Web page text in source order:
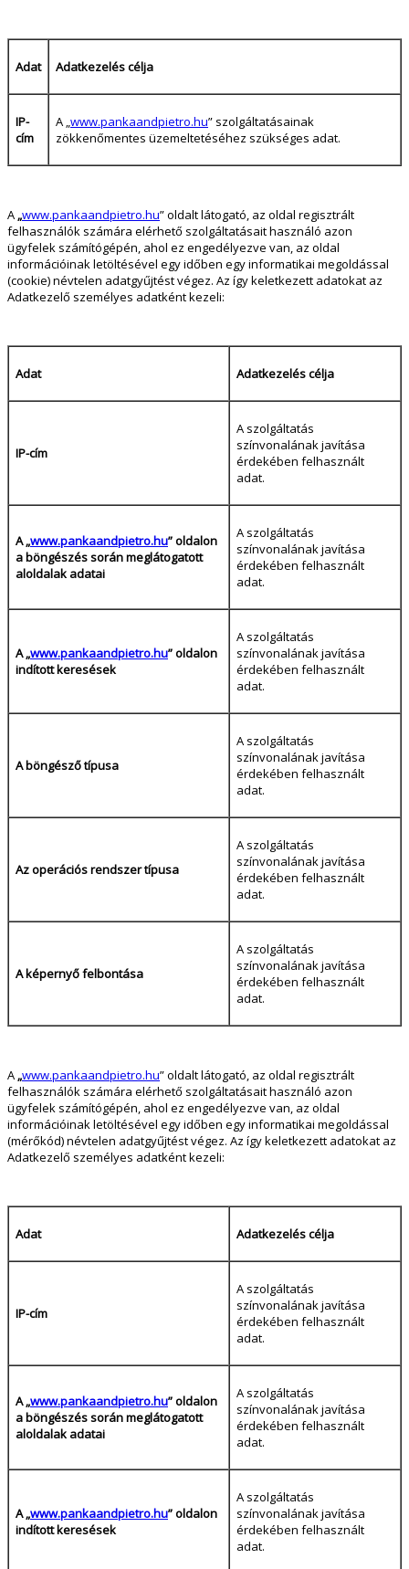
Adat Adatkezelés célja
IP-
cím
A „www.pankaandpietro.hu” szolgáltatásainak
zökkenőmentes üzemeltetéséhez szükséges adat.
A „www.pankaandpietro.hu” oldalt látogató, az oldal regisztrált
felhasználók számára elérhető szolgáltatásait használó azon
ügyfelek számítógépén, ahol ez engedélyezve van, az oldal
információinak letöltésével egy időben egy informatikai megoldással
(cookie) névtelen adatgyűjtést végez. Az így keletkezett adatokat az
Adatkezelő személyes adatként kezeli:
Adat Adatkezelés célja
IP-cím
A szolgáltatás
színvonalának javítása
érdekében felhasznált
adat.
A „www.pankaandpietro.hu” oldalon
a böngészés során meglátogatott
aloldalak adatai
A szolgáltatás
színvonalának javítása
érdekében felhasznált
adat.
A „www.pankaandpietro.hu” oldalon
indított keresések
A szolgáltatás
színvonalának javítása
érdekében felhasznált
adat.
A böngésző típusa
A szolgáltatás
színvonalának javítása
érdekében felhasznált
adat.
Az operációs rendszer típusa
A szolgáltatás
színvonalának javítása
érdekében felhasznált
adat.
A képernyő felbontása
A szolgáltatás
színvonalának javítása
érdekében felhasznált
adat.
A „www.pankaandpietro.hu” oldalt látogató, az oldal regisztrált
felhasználók számára elérhető szolgáltatásait használó azon
ügyfelek számítógépén, ahol ez engedélyezve van, az oldal
információinak letöltésével egy időben egy informatikai megoldással
(mérőkód) névtelen adatgyűjtést végez. Az így keletkezett adatokat az
Adatkezelő személyes adatként kezeli:
Adat Adatkezelés célja
IP-cím
A szolgáltatás
színvonalának javítása
érdekében felhasznált
adat.
A „www.pankaandpietro.hu” oldalon
a böngészés során meglátogatott
aloldalak adatai
A szolgáltatás
színvonalának javítása
érdekében felhasznált
adat.
A „www.pankaandpietro.hu” oldalon
indított keresések
A szolgáltatás
színvonalának javítása
érdekében felhasznált
adat.